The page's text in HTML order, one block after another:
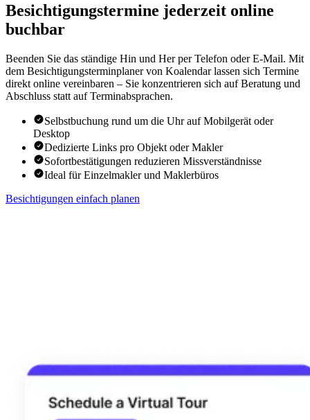
Besichtigungstermine jederzeit online
buchbar
Beenden Sie das ständige Hin und Her per Telefon oder E-Mail. Mit
dem Besichtigungsterminplaner von Koalendar lassen sich Termine
direkt online vereinbaren – Sie konzentrieren sich auf Beratung und
Abschluss statt auf Terminabsprachen.
Selbstbuchung rund um die Uhr auf Mobilgerät oder
Desktop
Dedizierte Links pro Objekt oder Makler
Sofortbestätigungen reduzieren Missverständnisse
Ideal für Einzelmakler und Maklerbüros
Besichtigungen einfach planen